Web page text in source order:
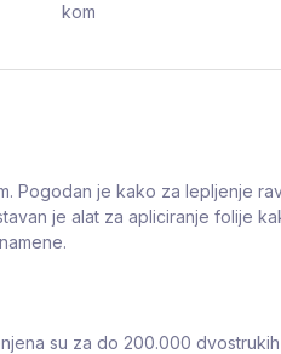
kom
Pogodan je kako za lepljenje
je alat za apliciranje folije
su za do 200.000